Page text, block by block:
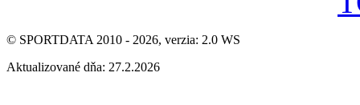
© SPORTDATA 2010 - 2026, verzia: 2.0 WS
Aktualizované dňa: 27.2.2026